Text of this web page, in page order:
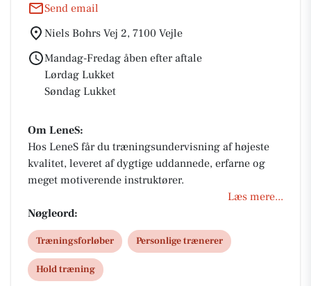
Send email
Niels Bohrs Vej 2, 7100 Vejle
Mandag-Fredag åben efter aftale
Lørdag Lukket
Søndag Lukket
Om LeneS:
Hos LeneS får du træningsundervisning af højeste
kvalitet, leveret af dygtige uddannede, erfarne og
meget motiverende instruktører.
Læs mere...
Nøgleord:
Træningsforløber Personlige trænerer
Hold træning